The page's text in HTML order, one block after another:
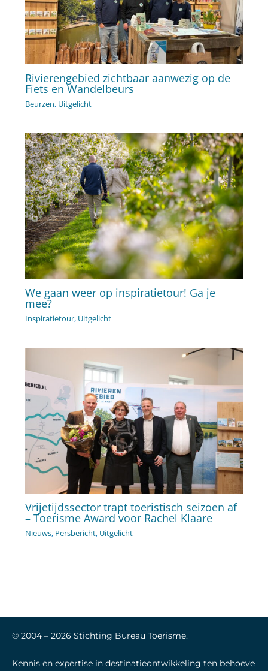
Rivierengebied zichtbaar aanwezig op de
Fiets en Wandelbeurs
Beurzen, Uitgelicht
We gaan weer op inspiratietour! Ga je
mee?
Inspiratietour, Uitgelicht
Vrijetijdssector trapt toeristisch seizoen af
– Toerisme Award voor Rachel Klaare
Nieuws, Persbericht, Uitgelicht
© 2004 – 2026 Stichting Bureau Toerisme.
Kennis en expertise in destinatieontwikkeling ten behoeve